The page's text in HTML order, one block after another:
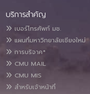
บริการสำคัญ
เบอร์โทรศัพท์ มช.
แผนที่มหาวิทยาลัยเชียงใหม่
การบริจาค*
CMU MAIL
CMU MIS
สำหรับเจ้าหน้าที่